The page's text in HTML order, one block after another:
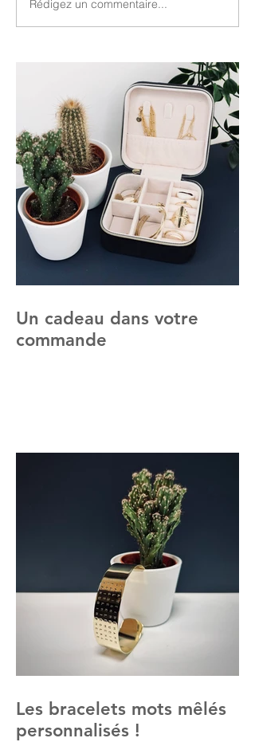
Rédigez un commentaire...
Un cadeau dans votre
commande
Les bracelets mots mêlés
personnalisés !